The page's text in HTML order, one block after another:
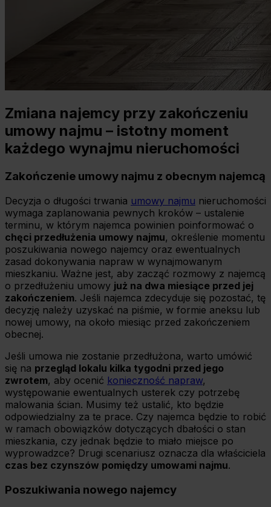
Zmiana najemcy przy zakończeniu
umowy najmu – istotny moment
każdego wynajmu nieruchomości
Zakończenie umowy najmu z obecnym najemcą
Decyzja o długości trwania umowy najmu nieruchomości
wymaga zaplanowania pewnych kroków – ustalenie
terminu, w którym najemca powinien poinformować o
chęci przedłużenia umowy najmu, określenie momentu
poszukiwania nowego najemcy oraz ewentualnych
zasad dokonywania napraw w wynajmowanym
mieszkaniu. Ważne jest, aby zacząć rozmowy z najemcą
o przedłużeniu umowy już na dwa miesiące przed jej
zakończeniem. Jeśli najemca zdecyduje się pozostać, tę
decyzję należy uzyskać na piśmie, w formie aneksu lub
nowej umowy, na około miesiąc przed zakończeniem
obecnej.
Jeśli umowa nie zostanie przedłużona, warto umówić
się na przegląd lokalu kilka tygodni przed jego
zwrotem, aby ocenić konieczność napraw,
występowanie ewentualnych usterek czy potrzebę
malowania ścian. Musimy też ustalić, kto będzie
odpowiedzialny za te prace. Czy najemca będzie to robić
w ramach obowiązków dotyczących dbałości o stan
mieszkania, czy jednak będzie to miało miejsce po
wyprowadzce? Drugi scenariusz oznacza dla właściciela
czas bez czynszów pomiędzy umowami najmu.
Poszukiwania nowego najemcy